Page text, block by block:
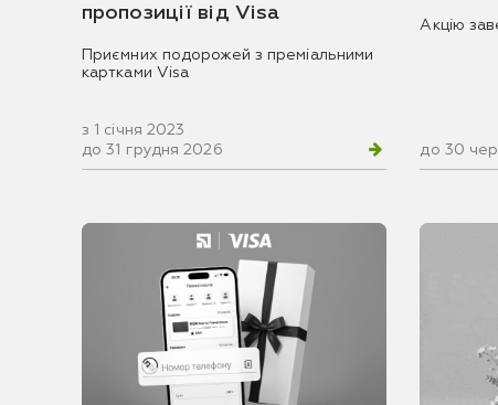
пропозиції від Visa
Приємних подорожей з преміальними
картками Visa
з 1 січня 2023
до 31 грудня 2026
Акцію
до 30